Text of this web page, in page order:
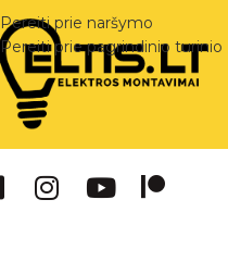
Pereiti prie naršymo
Pereiti prie pagrindinio turinio